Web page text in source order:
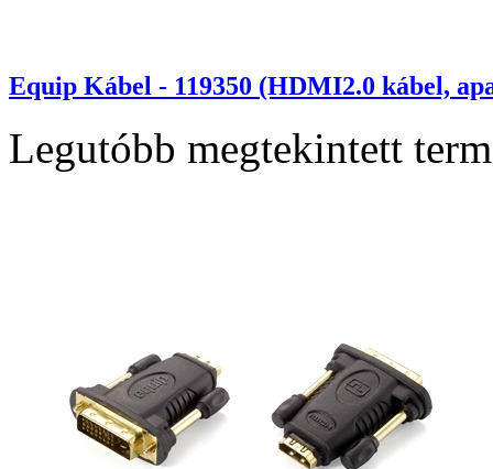
Equip Kábel - 119350 (HDMI2.0 kábel,
Legutóbb megtekintett